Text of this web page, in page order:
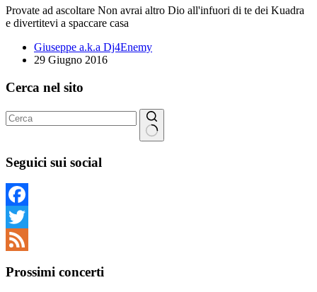
Provate ad ascoltare Non avrai altro Dio all'infuori di te dei Kuadra
e divertitevi a spaccare casa
Giuseppe a.k.a Dj4Enemy
29 Giugno 2016
Cerca nel sito
risultato
Seguici sui social
Facebook
Twitter
Prossimi concerti